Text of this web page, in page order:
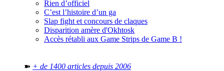
Rien d’officiel
C’est l’histoire d’un ga
Slap fight et concours de claques
Disparition amère d'Okhtosk
Accès rétabli aux Game Strips de Game B !
➽ + de 1400 articles depuis 2006